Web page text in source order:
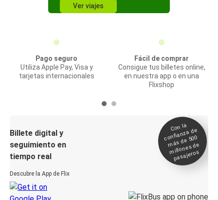
Ver viajes
Pago seguro
Utiliza Apple Pay, Visa y
tarjetas internacionales
Fácil de comprar
Consigue tus billetes online,
en nuestra app o en una
Flixshop
Billete digital y
seguimiento en
tiempo real
Descubre la App de Flix
Con la
confianza de
más de 500
millones de
pasajeros